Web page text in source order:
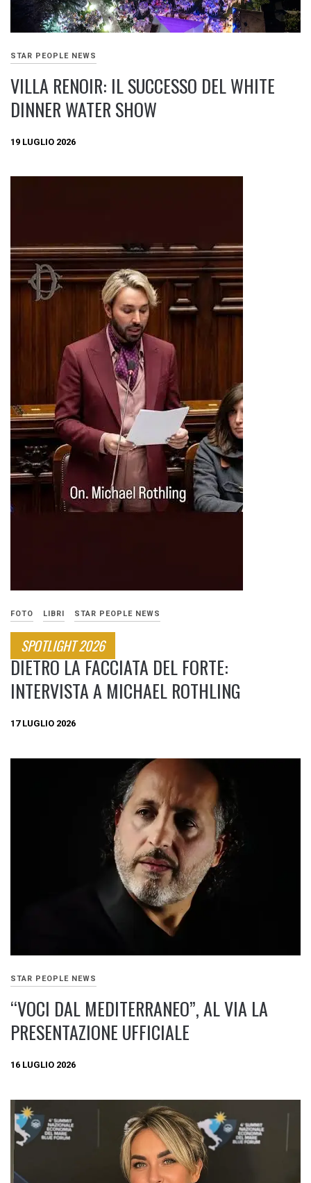
STAR PEOPLE NEWS
VILLA RENOIR: IL SUCCESSO DEL WHITE
DINNER WATER SHOW
19 LUGLIO 2026
FOTO LIBRI STAR PEOPLE NEWS
SPOTLIGHT 2026
DIETRO LA FACCIATA DEL FORTE:
INTERVISTA A MICHAEL ROTHLING
17 LUGLIO 2026
STAR PEOPLE NEWS
“VOCI DAL MEDITERRANEO”, AL VIA LA
PRESENTAZIONE UFFICIALE
16 LUGLIO 2026